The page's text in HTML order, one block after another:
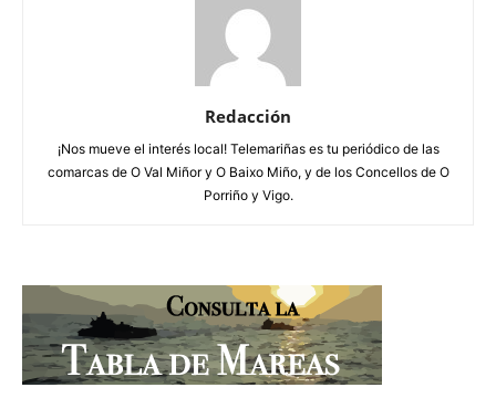
Redacción
¡Nos mueve el interés local! Telemariñas es tu periódico de las
comarcas de O Val Miñor y O Baixo Miño, y de los Concellos de O
Porriño y Vigo.